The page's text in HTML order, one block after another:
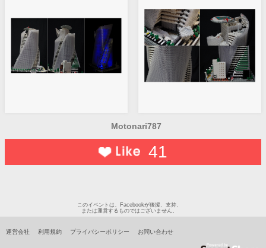
Motonari787
41
このイベントは、Facebookが後援、支持、
または運営するものではございません。
運営会社 利用規約 プライバシーポリシー お問い合わせ